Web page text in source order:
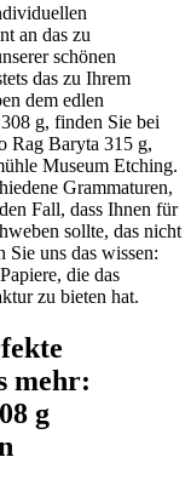
an das zu
schönen
das zu Ihrem
dem edlen
g, finden Sie bei
Rag Baryta 315 g,
Museum Etching.
Grammaturen,
Fall, dass Ihnen für
sollte, das nicht
Sie uns das wissen:
die das
zu bieten hat.
mehr:
g